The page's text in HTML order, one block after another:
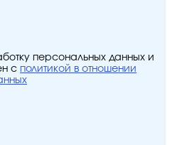
персональных данных и
с политикой в отношении